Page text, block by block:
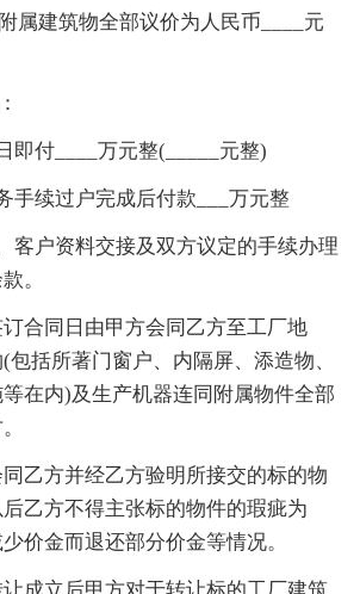
属建筑物全部议价为人民币____元
即付____万元整(_____元整)
手续过户完成后付款___万元整
客户资料交接及双方议定的手续办理
。
合同日由甲方会同乙方至工厂地
括所著门窗户、内隔屏、添造物、
在内)及生产机器连同附属物件全部
乙方并经乙方验明所接交的标的物
乙方不得主张标的物件的瑕疵为
价金而退还部分价金等情况。
成立后甲方对于转让标的工厂建筑